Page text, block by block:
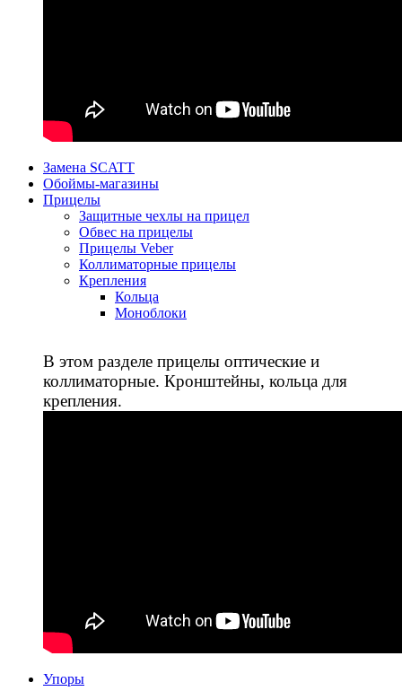
Замена SCATT
Обоймы-магазины
Прицелы
Защитные чехлы на прицел
Обвес на прицелы
Прицелы Veber
Коллиматорные прицелы
Крепления
Кольца
Моноблоки
В этом разделе прицелы оптические и
коллиматорные. Кронштейны, кольца для
крепления.
Упоры